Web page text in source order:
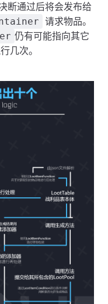
断通过后将会发布给
请求物品。
仍有可能指向其它
几次。